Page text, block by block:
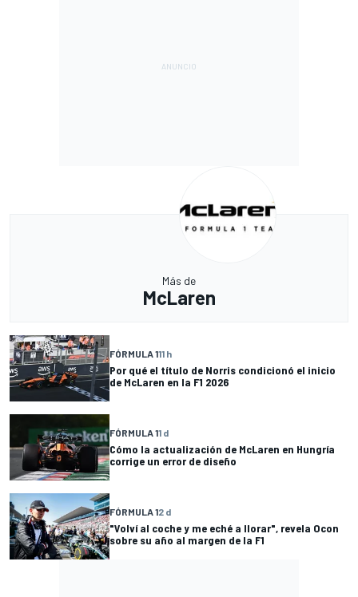
Más de
McLaren
FÓRMULA 111 h
Por qué el título de Norris condicionó el inicio
de McLaren en la F1 2026
FÓRMULA 11 d
Cómo la actualización de McLaren en Hungría
corrige un error de diseño
FÓRMULA 12 d
"Volví al coche y me eché a llorar", revela Ocon
sobre su año al margen de la F1